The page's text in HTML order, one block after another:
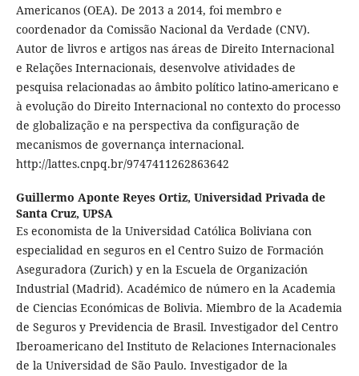
Americanos (OEA). De 2013 a 2014, foi membro e
coordenador da Comissão Nacional da Verdade (CNV).
Autor de livros e artigos nas áreas de Direito Internacional
e Relações Internacionais, desenvolve atividades de
pesquisa relacionadas ao âmbito político latino-americano e
à evolução do Direito Internacional no contexto do processo
de globalização e na perspectiva da configuração de
mecanismos de governança internacional.
http://lattes.cnpq.br/9747411262863642
Guillermo Aponte Reyes Ortiz, Universidad Privada de
Santa Cruz, UPSA
Es economista de la Universidad Católica Boliviana con
especialidad en seguros en el Centro Suizo de Formación
Aseguradora (Zurich) y en la Escuela de Organización
Industrial (Madrid). Académico de número en la Academia
de Ciencias Económicas de Bolivia. Miembro de la Academia
de Seguros y Previdencia de Brasil. Investigador del Centro
Iberoamericano del Instituto de Relaciones Internacionales
de la Universidad de São Paulo. Investigador de la